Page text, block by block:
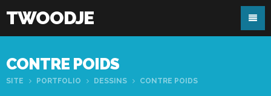
TWOODJE
CONTRE POIDS
SITE PORTFOLIO DESSINS CONTRE POIDS